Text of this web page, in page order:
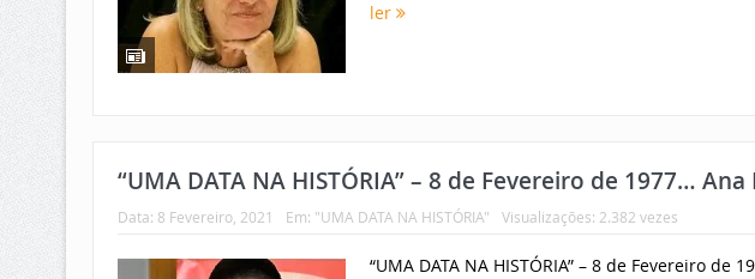
ler
“UMA DATA NA HISTÓRIA” – 8 de Fevereiro de 1977…
Data: 8 Fevereiro, 2021 Em: "UMA DATA NA HISTÓRIA" Visualizações: 2.382 vezes
“UMA DATA NA HISTÓRIA” – 8 de Fevereiro de